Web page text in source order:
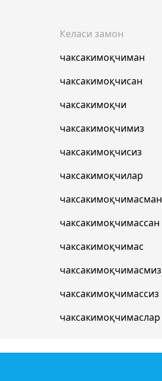
Келаси замон
чаксакимоқчиман
чаксакимоқчисан
чаксакимоқчи
чаксакимоқчимиз
чаксакимоқчисиз
чаксакимоқчилар
чаксакимоқчимасман
чаксакимоқчимассан
чаксакимоқчимас
чаксакимоқчимасмиз
чаксакимоқчимассиз
чаксакимоқчимаслар